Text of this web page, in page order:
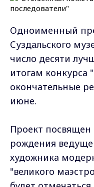
Одноименный
Суздальского
число десяти
итогам конкурса
окончательные
июне.
Проект посвящен
рождения
художника
"великого